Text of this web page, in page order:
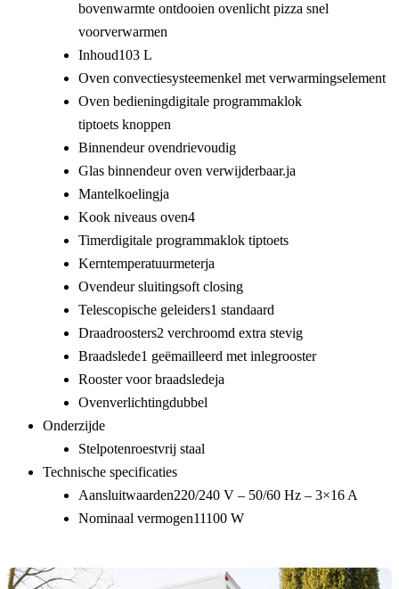
bovenwarmte ontdooien ovenlicht pizza snel
voorverwarmen
Inhoud103 L
Oven convectiesysteemenkel met verwarmingselement
Oven bedieningdigitale programmaklok
tiptoets knoppen
Binnendeur ovendrievoudig
Glas binnendeur oven verwijderbaar.ja
Mantelkoelingja
Kook niveaus oven4
Timerdigitale programmaklok tiptoets
Kerntemperatuurmeterja
Ovendeur sluitingsoft closing
Telescopische geleiders1 standaard
Draadroosters2 verchroomd extra stevig
Braadslede1 geëmailleerd met inlegrooster
Rooster voor braadsledeja
Ovenverlichtingdubbel
Onderzijde
Stelpotenroestvrij staal
Technische specificaties
Aansluitwaarden220/240 V – 50/60 Hz – 3×16 A
Nominaal vermogen11100 W